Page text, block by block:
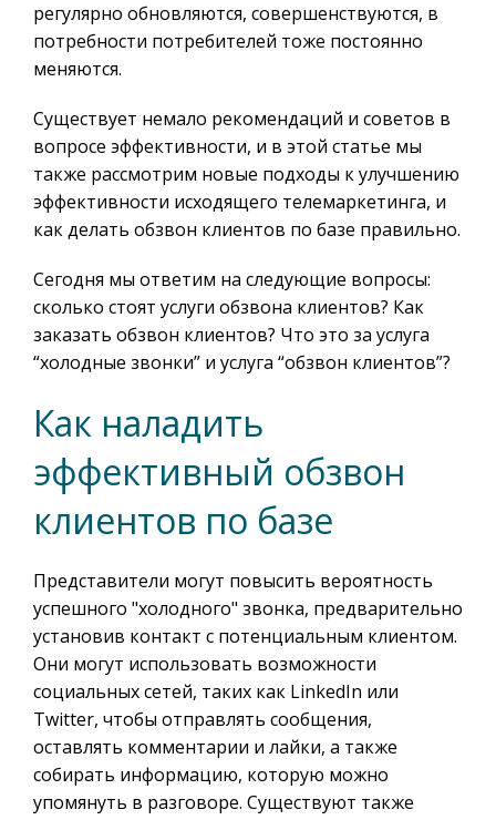
регулярно обновляются, совершенствуются, в
потребности потребителей тоже постоянно
меняются.
Существует немало рекомендаций и советов в
вопросе эффективности, и в этой статье мы
также рассмотрим новые подходы к улучшению
эффективности исходящего телемаркетинга, и
как делать обзвон клиентов по базе правильно.
Сегодня мы ответим на следующие вопросы:
сколько стоят услуги обзвона клиентов? Как
заказать обзвон клиентов? Что это за услуга
“холодные звонки” и услуга “обзвон клиентов”?
Как наладить
эффективный обзвон
клиентов по базе
Представители могут повысить вероятность
успешного "холодного" звонка, предварительно
установив контакт с потенциальным клиентом.
Они могут использовать возможности
социальных сетей, таких как LinkedIn или
Twitter, чтобы отправлять сообщения,
оставлять комментарии и лайки, а также
собирать информацию, которую можно
упомянуть в разговоре. Существуют также